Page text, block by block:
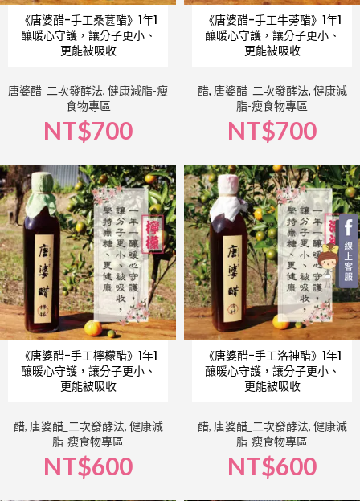
《唐婆醋-手工桑葚醋》1年1
釀暖心守護，讓分子更小、
更能被吸收
唐婆醋_二次發酵法, 健康減脂-瘦
食物專區
NT$700
《唐婆醋-手工牛蒡醋》1年1
釀暖心守護，讓分子更小、
更能被吸收
醋, 唐婆醋_二次發酵法, 健康減
脂-瘦食物專區
NT$700
《唐婆醋-手工檸檬醋》1年1
釀暖心守護，讓分子更小、
更能被吸收
醋, 唐婆醋_二次發酵法, 健康減
脂-瘦食物專區
NT$600
《唐婆醋-手工洛神醋》1年1
釀暖心守護，讓分子更小、
更能被吸收
醋, 唐婆醋_二次發酵法, 健康減
脂-瘦食物專區
NT$600